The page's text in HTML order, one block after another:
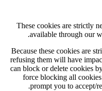
These cookies are strictly
available through our
Because these cookies are
refusing them will have
can block or delete cookies
force blocking all
prompt you to accept/